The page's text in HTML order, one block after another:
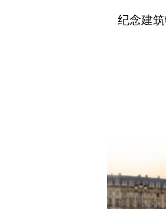
纪念建